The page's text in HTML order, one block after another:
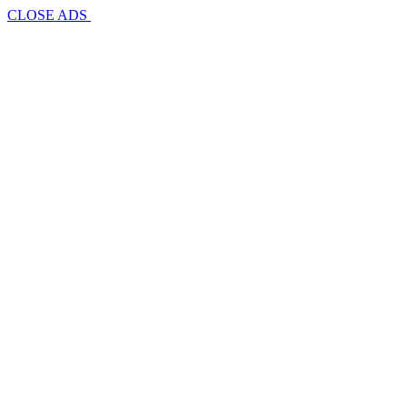
CLOSE ADS